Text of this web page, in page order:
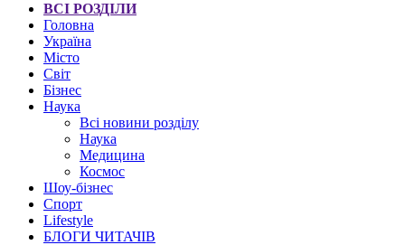
ВСІ РОЗДІЛИ
Головна
Україна
Місто
Світ
Бізнес
Наука
Всі новини розділу
Наука
Медицина
Космос
Шоу-бізнес
Спорт
Lifestyle
БЛОГИ ЧИТАЧІВ